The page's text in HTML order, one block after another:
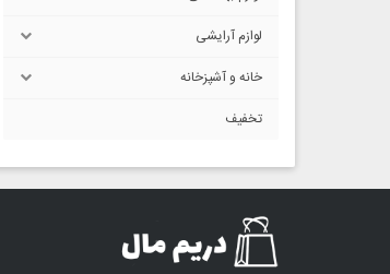
لوازم آرایشی
خانه و آشپزخانه
تخفیف